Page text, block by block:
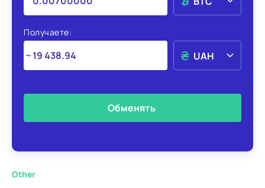
Получаете:
UAH
Обменять
Other